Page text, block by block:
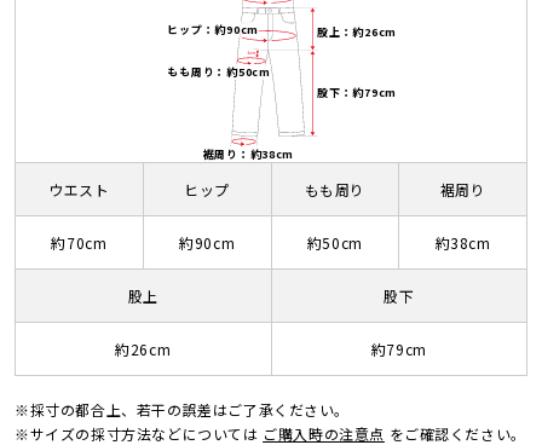
ヒップ：約90cm
もも周り：約50cm
裾周り：約38cm
股上：約26cm
股下：約79cm
ウエスト
約70cm
ヒップ
約90cm
もも周り
約50cm
裾周り
約38cm
股上
約26cm
股下
約79cm
※採寸の都合上、若干の誤差はご了承ください。
※サイズの採寸方法などについては ご購入時の注意点 をご確認ください。